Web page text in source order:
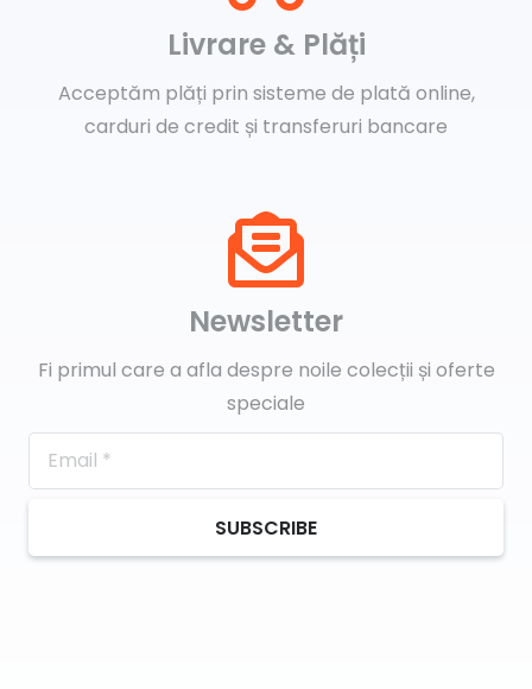
Livrare & Plăți
Acceptăm plăți prin sisteme de plată online,
carduri de credit și transferuri bancare
Newsletter
Fi primul care a afla despre noile colecții și oferte
speciale
SUBSCRIBE